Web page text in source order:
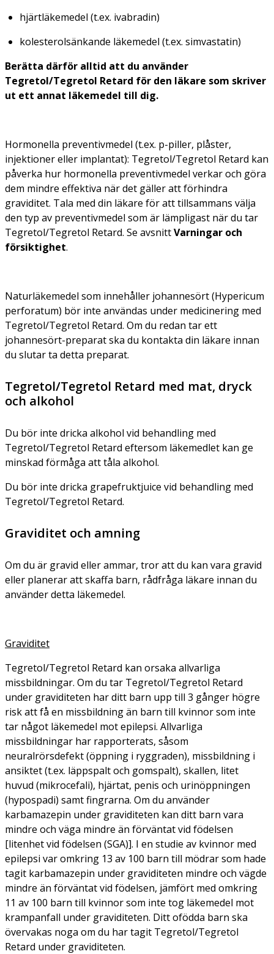
hjärtläkemedel (t.ex. ivabradin)
kolesterolsänkande läkemedel (t.ex. simvastatin)
Berätta därför alltid att du använder
Tegretol/Tegretol Retard för den läkare som skriver
ut ett annat läkemedel till dig.
Hormonella preventivmedel (t.ex. p-piller, plåster,
injektioner eller implantat): Tegretol/Tegretol Retard kan
påverka hur hormonella preventivmedel verkar och göra
dem mindre effektiva när det gäller att förhindra
graviditet. Tala med din läkare för att tillsammans välja
den typ av preventivmedel som är lämpligast när du tar
Tegretol/Tegretol Retard. Se avsnittVarningar och
försiktighet.
Naturläkemedel som innehåller johannesört (Hypericum
perforatum) bör inte användas under medicinering med
Tegretol/Tegretol Retard. Om du redan tar ett
johannesört-preparat ska du kontakta din läkare innan
du slutar ta detta preparat.
Tegretol/Tegretol Retard med mat, dryck
och alkohol
Du bör inte dricka alkohol vid behandling med
Tegretol/Tegretol Retard eftersom läkemedlet kan ge
minskad förmåga att tåla alkohol.
Du bör inte dricka grapefruktjuice vid behandling med
Tegretol/Tegretol Retard.
Graviditet och amning
Om du är gravid eller ammar, tror att du kan vara gravid
eller planerar att skaffa barn, rådfråga läkare innan du
använder detta läkemedel.
Graviditet
Tegretol/Tegretol Retard kan orsaka allvarliga
missbildningar. Om du tar Tegretol/Tegretol Retard
under graviditeten har ditt barn upp till 3 gånger högre
risk att få en missbildning än barn till kvinnor som inte
tar något läkemedel mot epilepsi. Allvarliga
missbildningar har rapporterats, såsom
neuralrörsdefekt (öppning i ryggraden), missbildning i
ansiktet (t.ex. läppspalt och gomspalt), skallen, litet
huvud (mikrocefali), hjärtat, penis och urinöppningen
(hypospadi) samt fingrarna. Om du använder
karbamazepin under graviditeten kan ditt barn vara
mindre och väga mindre än förväntat vid födelsen
[litenhet vid födelsen (SGA)]. I en studie av kvinnor med
epilepsi var omkring 13 av 100 barn till mödrar som hade
tagit karbamazepin under graviditeten mindre och vägde
mindre än förväntat vid födelsen, jämfört med omkring
11 av 100 barn till kvinnor som inte tog läkemedel mot
krampanfall under graviditeten. Ditt ofödda barn ska
övervakas noga om du har tagit Tegretol/Tegretol
Retard under graviditeten.